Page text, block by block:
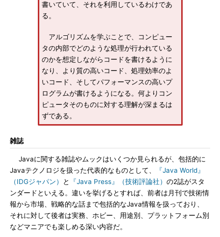
書いていて、それを利用しているわけであ
る。
アルゴリズムを学ぶことで、コンピュー
タの内部でどのような処理が行われている
のかを想定しながらコードを書けるように
なり、より質の高いコード、処理効率のよ
いコード、そしてパフォーマンスの高いプ
ログラムが書けるようになる。何よりコン
ピュータそのものに対する理解が深まるは
ずである。
雑誌
Javaに関する雑誌やムックはいくつか見られるが、包括的に
Javaテクノロジを扱った代表的なものとして、
『Java World』
（IDGジャパン）
と 『Java Press』（技術評論社） の2誌がスタ
ンダードといえる。違いを挙げるとすれば、前者は月刊で技術情
報から市場、戦略的な話まで包括的なJava情報を扱っており、
それに対して後者は実務、ホビー、用途別、プラットフォーム別
などマニアでも楽しめる深い内容だ。